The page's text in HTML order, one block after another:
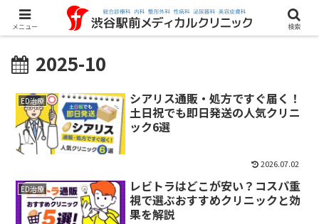
2025-10
ED治療
シアリス通販・処方ですぐ届く！
土日祝でも即日発送の人気クリニ
ック6選
2026.07.02
ED治療
レビトラはどこが安い？コスパ重
視で選ぶおすすめクリニックと効
果を解説
メニュー 検索